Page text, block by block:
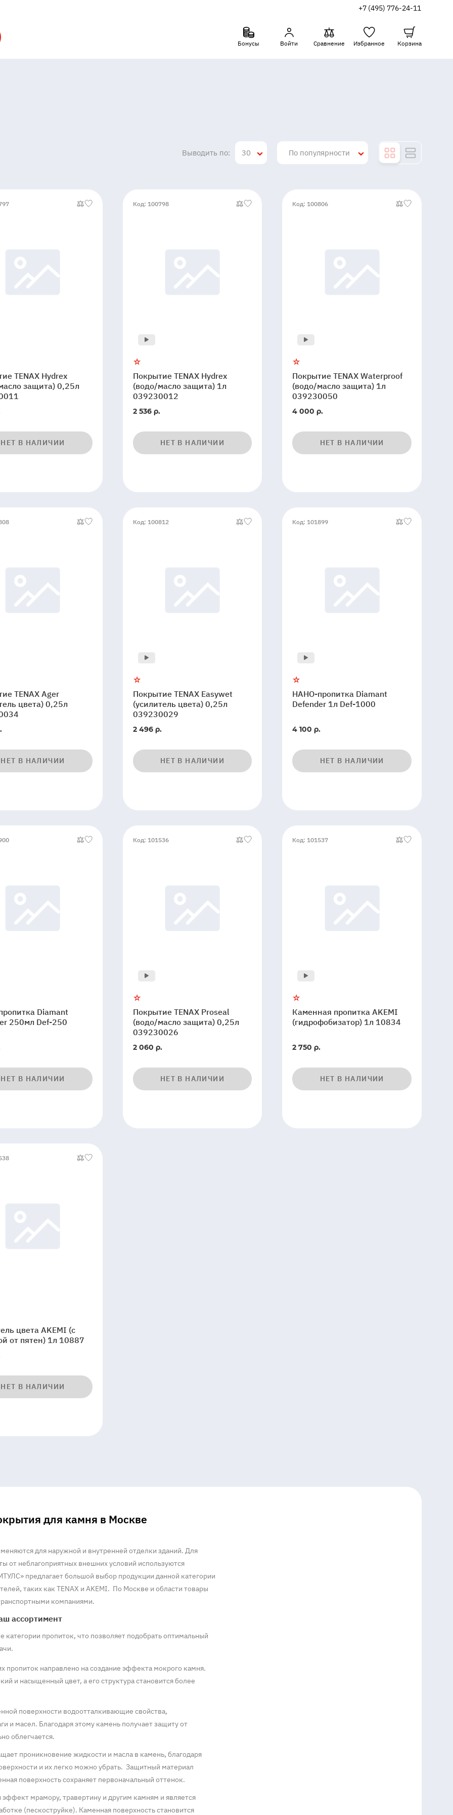
+7 (495) 776-24-11
Бонусы Войти Сравнение Избранное Корзина
Выводить по: 30 По популярности
TENAX Hydrex
защита) 0,25л
НЕТ В НАЛИЧИИ
Код: 100798
Покрытие TENAX Hydrex
(водо/масло защита) 1л
039230012
2 536 р.
НЕТ В НАЛИЧИИ
Код: 100806
Покрытие TENAX Waterproof
(водо/масло защита) 1л
039230050
4 000 р.
НЕТ В НАЛИЧИИ
TENAX Ager
цвета) 0,25л
НЕТ В НАЛИЧИИ
Код: 100812
Покрытие TENAX Easywet
(усилитель цвета) 0,25л
039230029
2 496 р.
НЕТ В НАЛИЧИИ
Код: 101899
НАНО-пропитка Diamant
Defender 1л Def-1000
4 100 р.
НЕТ В НАЛИЧИИ
Diamant
250мл Def-250
НЕТ В НАЛИЧИИ
Код: 101536
Покрытие TENAX Proseal
(водо/масло защита) 0,25л
039230026
2 060 р.
НЕТ В НАЛИЧИИ
Код: 101537
Каменная пропитка AKEMI
(гидрофобизатор) 1л 10834
2 750 р.
НЕТ В НАЛИЧИИ
цвета AKEMI (с
от пятен) 1л 10887
НЕТ В НАЛИЧИИ
для камня в Москве
для наружной и внутренней отделки зданий. Для
от неблагоприятных внешних условий используются
предлагает большой выбор продукции данной категории
таких как TENAX и AKEMI. По Москве и области товары
компаниями.
ассортимент
пропиток, что позволяет подобрать оптимальный
пропиток направлено на создание эффекта мокрого камня.
и насыщенный цвет, а его структура становится более
поверхности водоотталкивающие свойства,
и масел. Благодаря этому камень получает защиту от
облегчается.
проникновение жидкости и масла в камень, благодаря
и их легко можно убрать. Защитный материал
поверхность сохраняет первоначальный оттенок.
мрамору, травертину и другим камням и является
(пескоструйке). Каменная поверхность становится